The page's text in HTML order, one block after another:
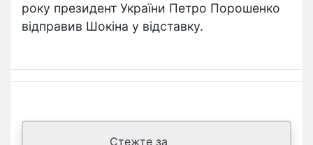
року президент України Петро Порошенко
відправив Шокіна у відставку.
Стежте за